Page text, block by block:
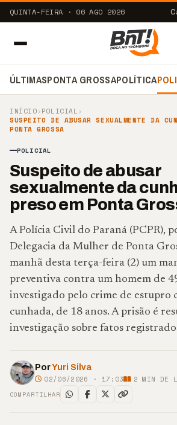
QUINTA-FEIRA · 06 AGO 2026
ÚLTIMASPONTA GROSSAPOLÍTICA
INÍCIO›POLICIAL ›
SUSPEITO DE ABUSAR SEXUALMENTE DA
PONTA GROSSA
POLICIAL
Suspeito de abusar
sexualmente da
preso em Ponta
A Polícia Civil do Paraná (PCPR),
Delegacia da Mulher de Ponta
manhã desta terça-feira (2) um
preventiva contra um homem de
investigado pelo crime de estupro
cunhada, de 18 anos. A prisão é
investigação sobre fatos
PorYuri Silva
02/06/2026 · 17:03 2 MIN DE
COMPARTILHAR